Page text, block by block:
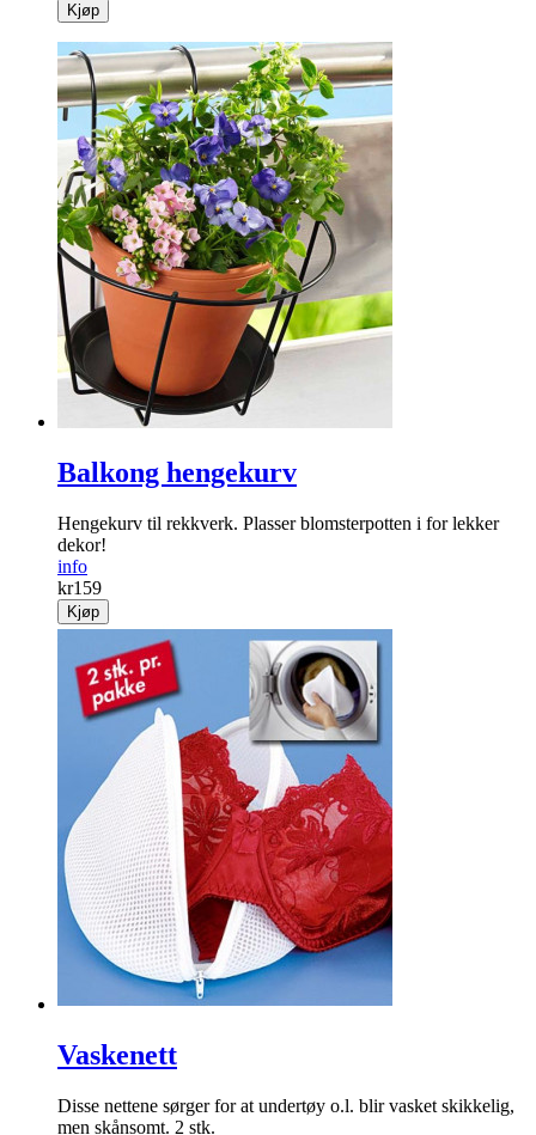
Kjøp
Balkong hengekurv
Hengekurv til rekkverk. Plasser blomsterpotten i for lekker
dekor!
info
kr159
Kjøp
Vaskenett
Disse nettene sørger for at undertøy o.l. blir vasket skikkelig,
men skånsomt. 2 stk.